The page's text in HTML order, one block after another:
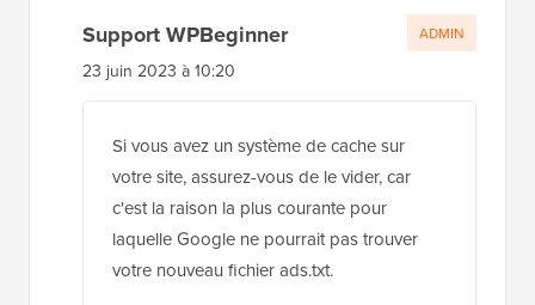
Support WPBeginner
23 juin 2023 à 10:20
Si vous avez un système de cache sur
votre site, assurez-vous de le vider, car
c'est la raison la plus courante pour
laquelle Google ne pourrait pas trouver
votre nouveau fichier ads.txt.
ADMIN